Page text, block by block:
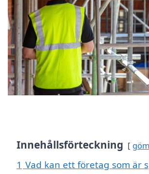
Innehållsförteckning
1 Vad kan ett företag som är